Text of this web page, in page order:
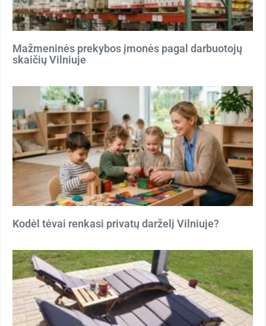
Mažmeninės prekybos įmonės pagal darbuotojų
skaičių Vilniuje
Kodėl tėvai renkasi privatų darželį Vilniuje?